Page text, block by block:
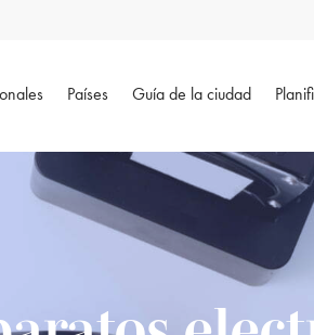
Países Guía de la ciudad